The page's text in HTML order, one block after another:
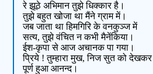
रे झूठे अभिमान तुझे धिक्कार है।
तुझे बहुत खोजा था मैंने ग्राम में।
जब जाता था हिमगिरि के वनकुञ्ज में
सत्य, तुझे वंचित न कभी मैनेंकिया।
ईश-कृपा से आज अचानक पा गया।
प्रिये ! तुम्हारा मुख, निज सुत को देखकर
पूर्ण हुआ आनन्द।